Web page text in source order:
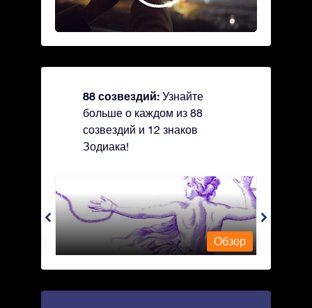
88 созвездий: Узнайте
больше о каждом из 88
созвездий и 12 знаков
Зодиака!
Andromeda - Андромеда
Обзор